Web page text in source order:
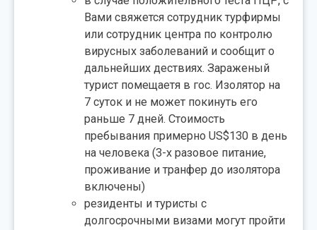
Вами свяжется сотрудник турфирмы
или сотрудник центра по контролю
вирусных заболеваний и сообщит о
дальнейших дествиях. Зараженый
турист помещаетя в гос. Изолятор на
7 суток и не может покинуть его
раньше 7 дней. Стоимость
пребывания примерно US$130 в день
на человека (3-х разовое питание,
проживание и транфер до изолятора
включены)
резиденты и туристы с
долгосрочными визами могут пройти